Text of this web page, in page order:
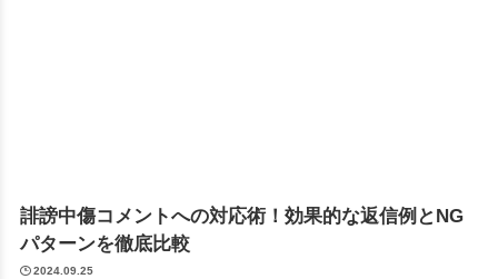
誹謗中傷コメントへの対応術！効果的な返信例とNG
パターンを徹底比較
2024.09.25